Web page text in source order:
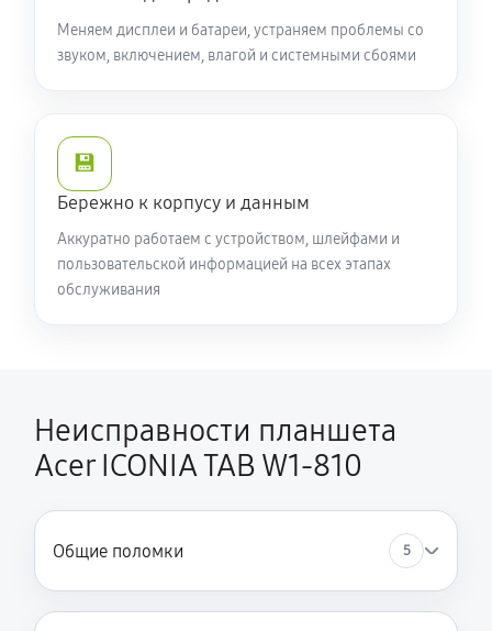
Меняем дисплеи и батареи, устраняем проблемы со
звуком, включением, влагой и системными сбоями
💾
Бережно к корпусу и данным
Аккуратно работаем с устройством, шлейфами и
пользовательской информацией на всех этапах
обслуживания
Неисправности планшета
Acer ICONIA TAB W1-810
Общие поломки 5